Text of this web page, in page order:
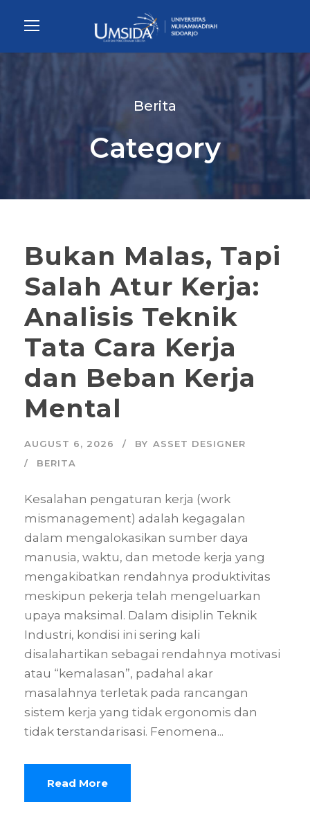
Berita
Category
Bukan Malas, Tapi
Salah Atur Kerja:
Analisis Teknik
Tata Cara Kerja
dan Beban Kerja
Mental
AUGUST 6, 2026 BY ASSET DESIGNER
BERITA
Kesalahan pengaturan kerja (work
mismanagement) adalah kegagalan
dalam mengalokasikan sumber daya
manusia, waktu, dan metode kerja yang
mengakibatkan rendahnya produktivitas
meskipun pekerja telah mengeluarkan
upaya maksimal. Dalam disiplin Teknik
Industri, kondisi ini sering kali
disalahartikan sebagai rendahnya motivasi
atau “kemalasan”, padahal akar
masalahnya terletak pada rancangan
sistem kerja yang tidak ergonomis dan
tidak terstandarisasi. Fenomena...
Read More